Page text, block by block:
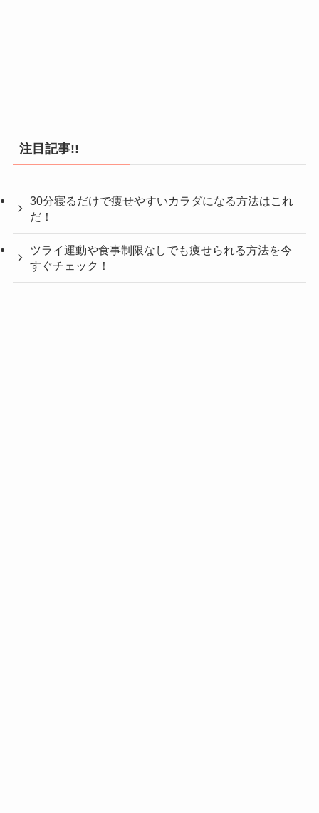
注目記事!!
30分寝るだけで痩せやすいカラダになる方法はこれ
だ！
ツライ運動や食事制限なしでも痩せられる方法を今
すぐチェック！